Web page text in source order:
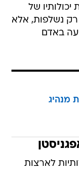
יכולותיו של
רק נשלפות, אלא
באדם
מנהיג
לארצות